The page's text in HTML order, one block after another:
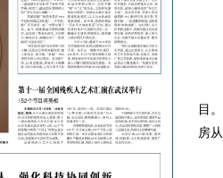
【
在
夏
目
房
芜